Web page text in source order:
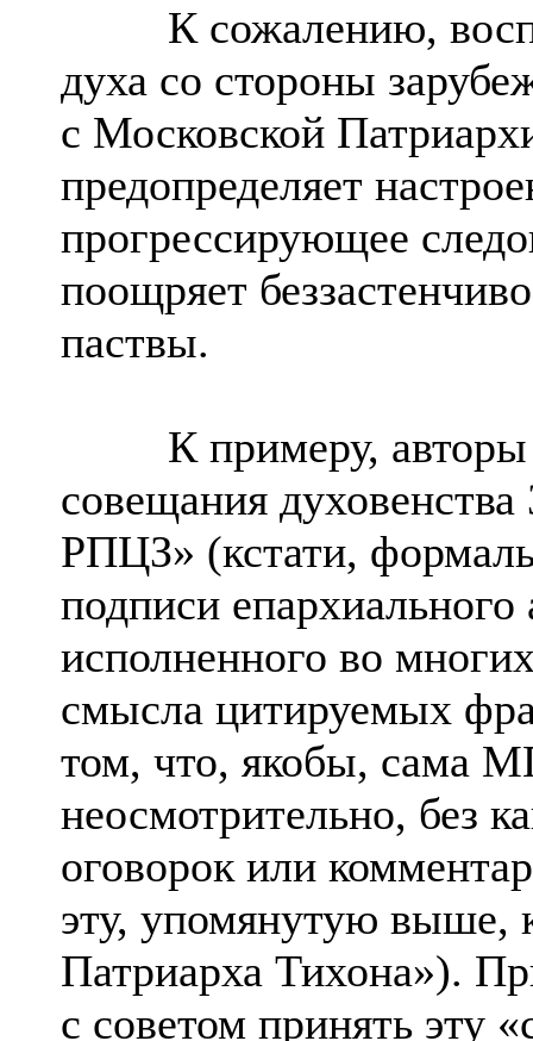
К сожалению,
духа со стороны
с Московской
предопределяет
прогрессирующее
поощряет
паствы.
К примеру, авторы
совещания
РПЦЗ» (кстати,
подписи
исполненного во
смысла цитируемых
том, что, якобы, сама
неосмотрительно, без
оговорок или
эту, упомянутую выше,
Патриарха Тихона»).
с советом принять эту